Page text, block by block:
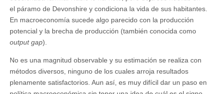
el páramo de Devonshire y condiciona la vida de sus habitantes.
En macroeconomía sucede algo parecido con la producción
potencial y la brecha de producción (también conocida como
output gap).
No es una magnitud observable y su estimación se realiza con
métodos diversos, ninguno de los cuales arroja resultados
plenamente satisfactorios. Aun así, es muy difícil dar un paso en